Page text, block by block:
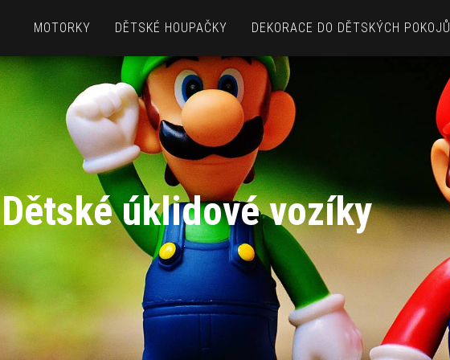
MOTORKY DĚTSKÉ HOUPAČKY DEKORACE DO DĚTSKÝCH POKOJŮ
Dětské úklidové vozíky